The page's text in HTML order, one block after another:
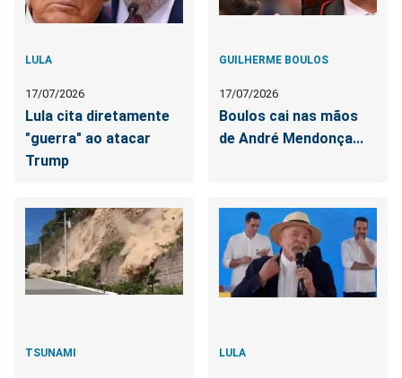
LULA
17/07/2026
Lula cita diretamente
"guerra" ao atacar
Trump
GUILHERME BOULOS
17/07/2026
Boulos cai nas mãos
de André Mendonça...
TSUNAMI LULA